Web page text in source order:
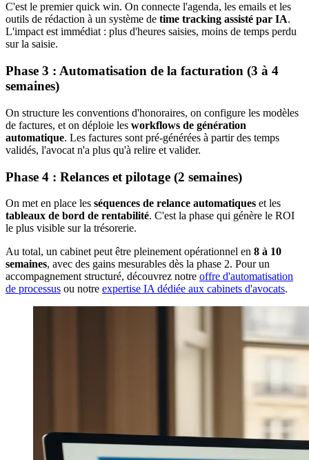
C'est le premier quick win. On connecte l'agenda, les emails et les
outils de rédaction à un système de time tracking assisté par IA.
L'impact est immédiat : plus d'heures saisies, moins de temps perdu
sur la saisie.
Phase 3 : Automatisation de la facturation (3 à 4
semaines)
On structure les conventions d'honoraires, on configure les modèles
de factures, et on déploie les workflows de génération
automatique. Les factures sont pré-générées à partir des temps
validés, l'avocat n'a plus qu'à relire et valider.
Phase 4 : Relances et pilotage (2 semaines)
On met en place les séquences de relance automatiques et les
tableaux de bord de rentabilité. C'est la phase qui génère le ROI
le plus visible sur la trésorerie.
Au total, un cabinet peut être pleinement opérationnel en 8 à 10
semaines, avec des gains mesurables dès la phase 2. Pour un
accompagnement structuré, découvrez notre offre d'automatisation
de processus ou notre expertise IA dédiée aux cabinets d'avocats.